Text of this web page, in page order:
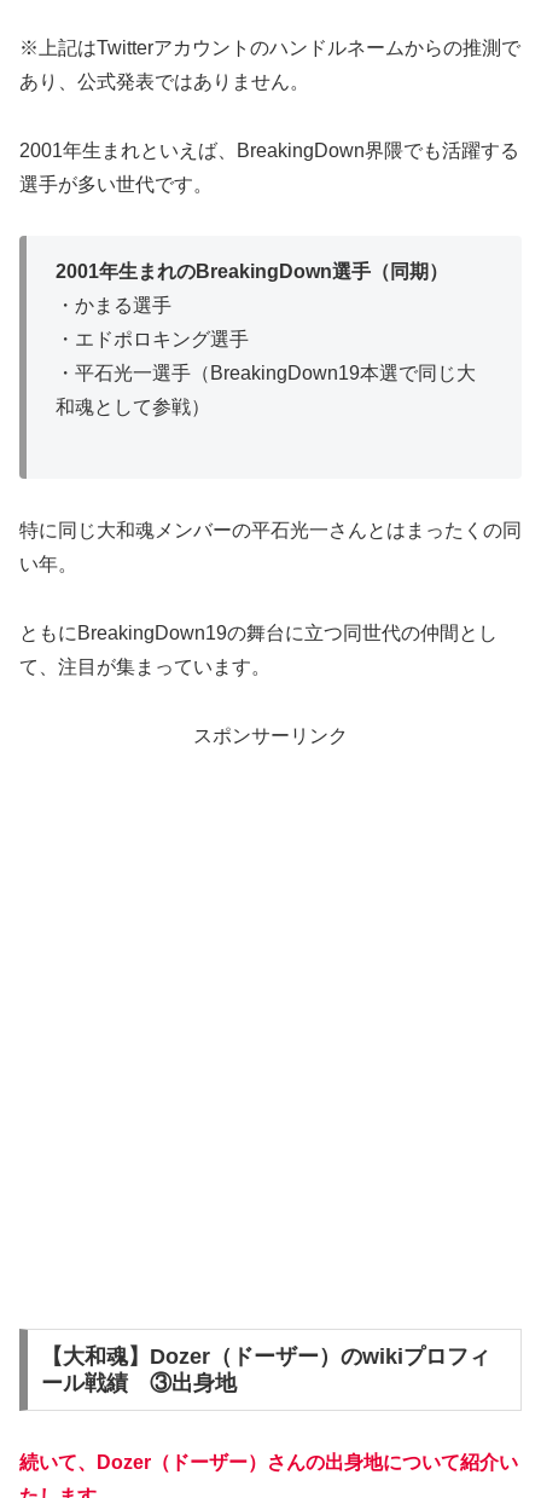
※上記はTwitterアカウントのハンドルネームからの推測で
あり、公式発表ではありません。
2001年生まれといえば、BreakingDown界隈でも活躍する
選手が多い世代です。
2001年生まれのBreakingDown選手（同期）
・かまる選手
・エドポロキング選手
・平石光一選手（BreakingDown19本選で同じ大
和魂として参戦）
特に同じ大和魂メンバーの平石光一さんとはまったくの同
い年。
ともにBreakingDown19の舞台に立つ同世代の仲間とし
て、注目が集まっています。
スポンサーリンク
【大和魂】Dozer（ドーザー）のwikiプロフィ
ール戦績 ③出身地
続いて、Dozer（ドーザー）さんの出身地について紹介い